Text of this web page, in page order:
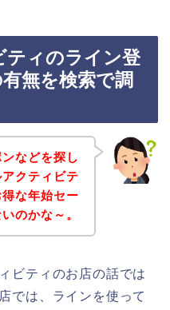
ティのライン登
無を検索で調
などを探し
クティビテ
な年始セー
のかな～。
ビティのお店の話では
では、ラインを使って